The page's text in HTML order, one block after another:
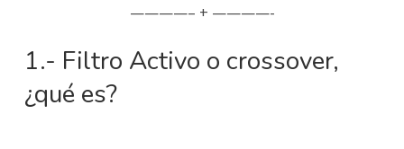
————– + ————-
1.- Filtro Activo o crossover,
¿qué es?